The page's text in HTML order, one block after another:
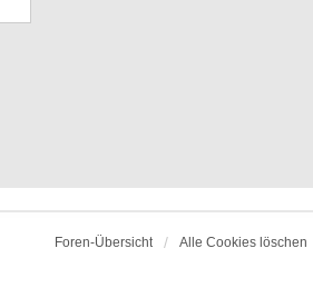
Foren-Übersicht Alle Cookies löschen